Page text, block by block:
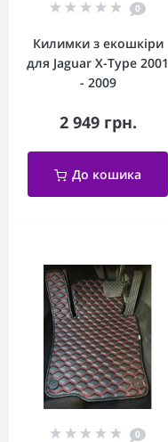
0
Килимки з екошкіри
для Jaguar X-Type 2001
- 2009
2 949 грн.
До кошика
0